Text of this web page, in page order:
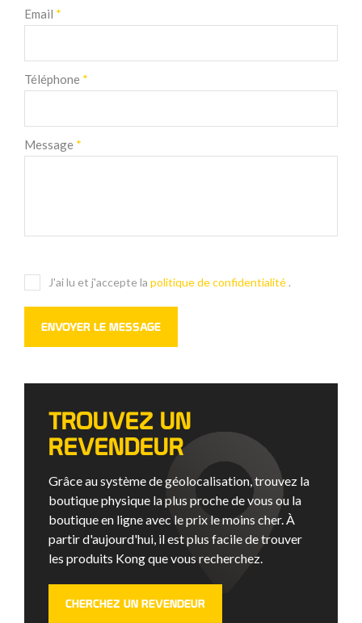
Email *
Téléphone *
Message *
J'ai lu et j'accepte la politique de confidentialité .
TROUVEZ UN
REVENDEUR
Grâce au système de géolocalisation, trouvez la
boutique physique la plus proche de vous ou la
boutique en ligne avec le prix le moins cher. À
partir d'aujourd'hui, il est plus facile de trouver
les produits Kong que vous recherchez.
CHERCHEZ UN REVENDEUR